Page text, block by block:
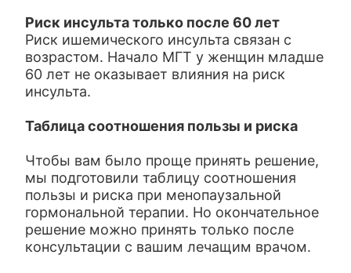
Риск инсульта только после 60 лет
Риск ишемического инсульта связан с
возрастом. Начало МГТ у женщин младше
60 лет не оказывает влияния на риск
инсульта.
Таблица соотношения пользы и риска
Чтобы вам было проще принять решение,
мы подготовили таблицу соотношения
пользы и риска при менопаузальной
гормональной терапии. Но окончательное
решение можно принять только после
консультации с вашим лечащим врачом.